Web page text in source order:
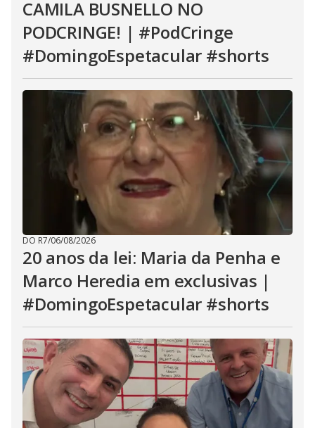
CAMILA BUSNELLO NO
PODCRINGE! | #PodCringe
#DomingoEspetacular #shorts
DO R7/06/08/2026
20 anos da lei: Maria da Penha e
Marco Heredia em exclusivas |
#DomingoEspetacular #shorts